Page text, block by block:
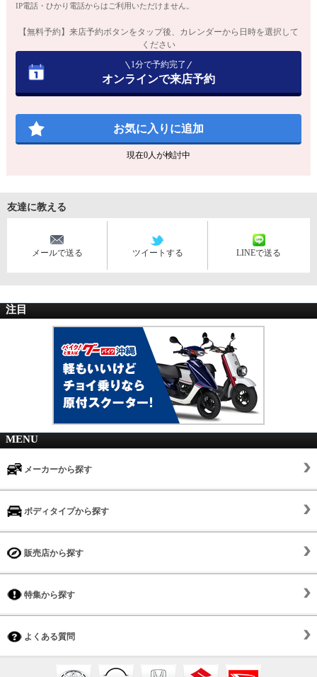
IP電話・ひかり電話からはご利用いただけません。
【無料予約】来店予約ボタンをタップ後、カレンダーから日時を選択して
ください
1分で予約完了
オンラインで来店予約
お気に入りに追加
現在0人が検討中
友達に教える
メールで送る ツイートする LINEで送る
注目
MENU
メーカーから探す
ボディタイプから探す
販売店から探す
特集から探す
よくある質問